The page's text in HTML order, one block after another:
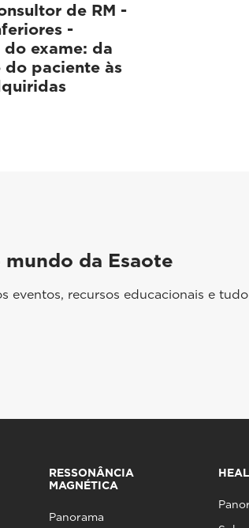
de RM -
-
exame: da
do paciente às
da Esaote
recursos educacionais e
RESSONÂNCIA
MAGNÉTICA
Panorama